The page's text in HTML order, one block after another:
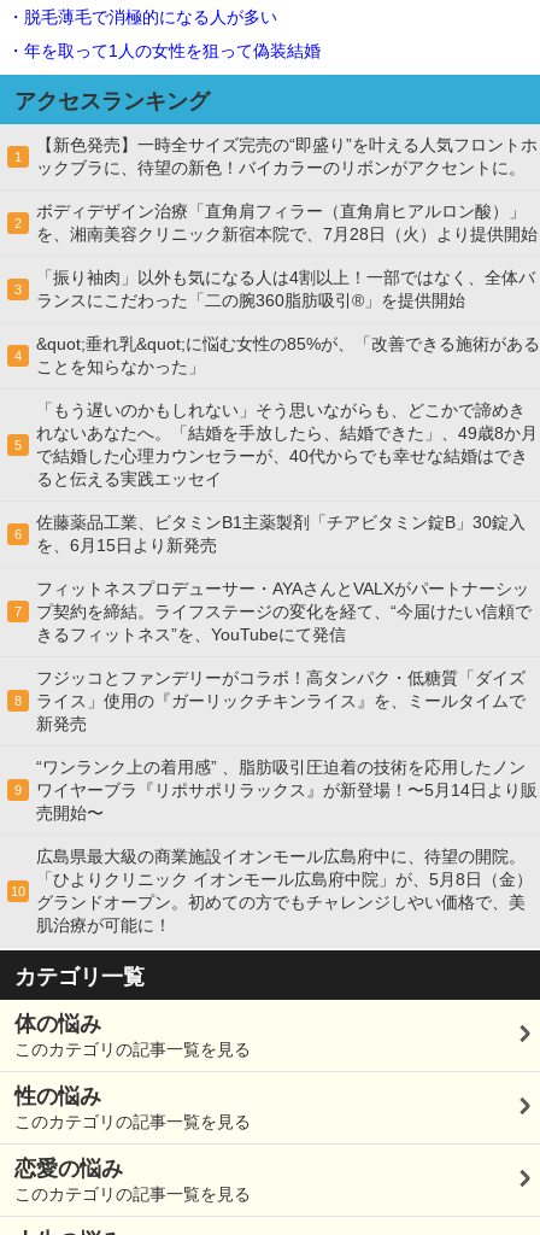
・脱毛薄毛で消極的になる人が多い
・年を取って1人の女性を狙って偽装結婚
アクセスランキング
1
【新色発売】一時全サイズ完売の“即盛り”を叶える人気フロントホ
ックブラに、待望の新色！バイカラーのリボンがアクセントに。
2
ボディデザイン治療「直角肩フィラー（直角肩ヒアルロン酸）」
を、湘南美容クリニック新宿本院で、7月28日（火）より提供開始
3
「振り袖肉」以外も気になる人は4割以上！一部ではなく、全体バ
ランスにこだわった「二の腕360脂肪吸引®」を提供開始
4
&quot;垂れ乳&quot;に悩む女性の85%が、「改善できる施術がある
ことを知らなかった」
5
「もう遅いのかもしれない」そう思いながらも、どこかで諦めき
れないあなたへ。「結婚を手放したら、結婚できた」、49歳8か月
で結婚した心理カウンセラーが、40代からでも幸せな結婚はでき
ると伝える実践エッセイ
6
佐藤薬品工業、ビタミンB1主薬製剤「チアビタミン錠B」30錠入
を、6月15日より新発売
7
フィットネスプロデューサー・AYAさんとVALXがパートナーシッ
プ契約を締結。ライフステージの変化を経て、“今届けたい信頼で
きるフィットネス”を、YouTubeにて発信
8
フジッコとファンデリーがコラボ！高タンパク・低糖質「ダイズ
ライス」使用の『ガーリックチキンライス』を、ミールタイムで
新発売
9
“ワンランク上の着用感” 、脂肪吸引圧迫着の技術を応用したノン
ワイヤーブラ『リポサポリラックス』が新登場！〜5月14日より販
売開始〜
10
広島県最大級の商業施設イオンモール広島府中に、待望の開院。
「ひよりクリニック イオンモール広島府中院」が、5月8日（金）
グランドオープン。初めての方でもチャレンジしやい価格で、美
肌治療が可能に！
カテゴリ一覧
体の悩み
このカテゴリの記事一覧を見る
性の悩み
このカテゴリの記事一覧を見る
恋愛の悩み
このカテゴリの記事一覧を見る